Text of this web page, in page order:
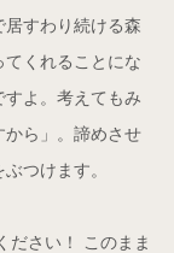
すわり続ける森
くれることにな
すよ。考えてもみ
から」。諦めさせ
つけます。
ださい！ このまま